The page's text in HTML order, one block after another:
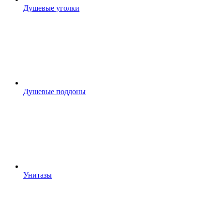
Душевые уголки
Душевые поддоны
Унитазы